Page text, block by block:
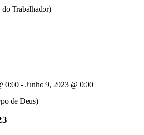
Trabalhador)
0:00 - Junho 9, 2023 @ 0:00
de Deus)